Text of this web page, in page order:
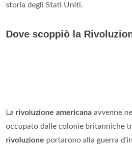
storia degli Stati Uniti.
Dove scoppiò la
La rivoluzione americana avvenne
occupato dalle colonie britanniche
rivoluzione portarono alla guerra